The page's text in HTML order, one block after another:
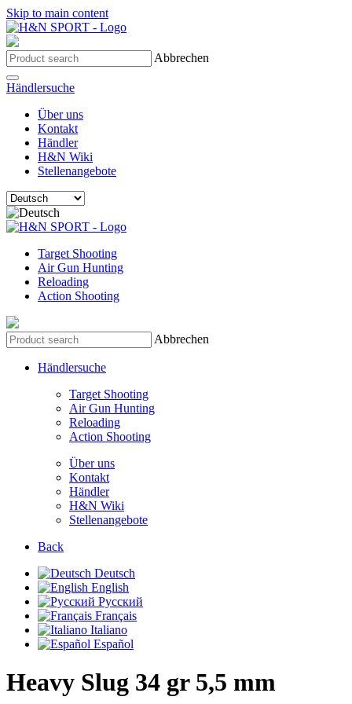
Skip to main content
Abbrechen
Händlersuche
Über uns
Kontakt
Händler
H&N Wiki
Stellenangebote
Target Shooting
Air Gun Hunting
Reloading
Action Shooting
Abbrechen
Händlersuche
Target Shooting
Air Gun Hunting
Reloading
Action Shooting
Über uns
Kontakt
Händler
H&N Wiki
Stellenangebote
Back
Deutsch
English
Русский
Français
Italiano
Español
Heavy Slug 34 gr 5,5 mm